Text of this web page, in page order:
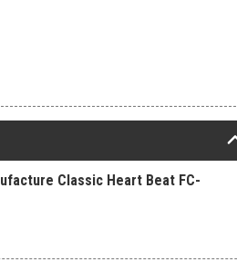
Classic Heart Beat FC-